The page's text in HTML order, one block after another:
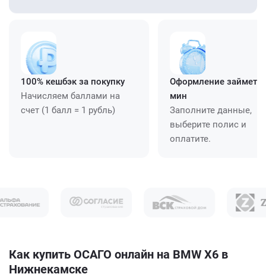
100% кешбэк за покупку
Начисляем баллами на
счет (1 балл = 1 рубль)
Оформление займет
мин
Заполните данные,
выберите полис и
оплатите.
Как купить ОСАГО онлайн на BMW X6 в
Нижнекамске